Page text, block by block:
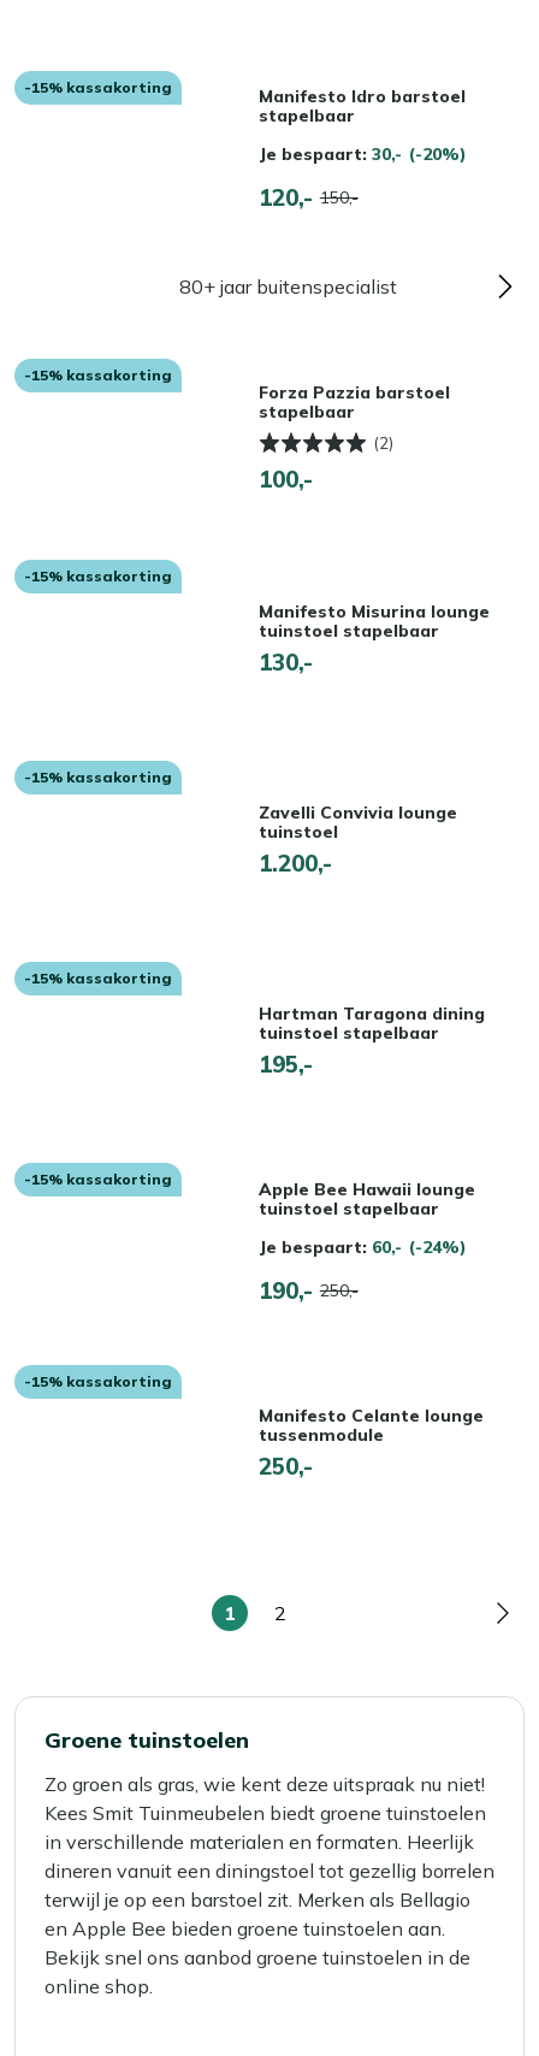
-15% kassakorting
Manifesto Idro barstoel
stapelbaar
Je bespaart: 30,- (-20%)
120,- 150,-
80+ jaar buitenspecialist
-15% kassakorting
Forza Pazzia barstoel
stapelbaar
(2)
100,-
-15% kassakorting
Manifesto Misurina lounge
tuinstoel stapelbaar
130,-
-15% kassakorting
Zavelli Convivia lounge
tuinstoel
1.200,-
-15% kassakorting
Hartman Taragona dining
tuinstoel stapelbaar
195,-
-15% kassakorting
Apple Bee Hawaii lounge
tuinstoel stapelbaar
Je bespaart: 60,- (-24%)
190,- 250,-
-15% kassakorting
Manifesto Celante lounge
tussenmodule
250,-
U
1
Pagina
2
Groene tuinstoelen
Zo groen als gras, wie kent deze uitspraak nu niet!
Kees Smit Tuinmeubelen biedt groene tuinstoelen
in verschillende materialen en formaten. Heerlijk
dineren vanuit een diningstoel tot gezellig borrelen
terwijl je op een barstoel zit. Merken als Bellagio
en Apple Bee bieden groene tuinstoelen aan.
Bekijk snel ons aanbod groene tuinstoelen in de
online shop.